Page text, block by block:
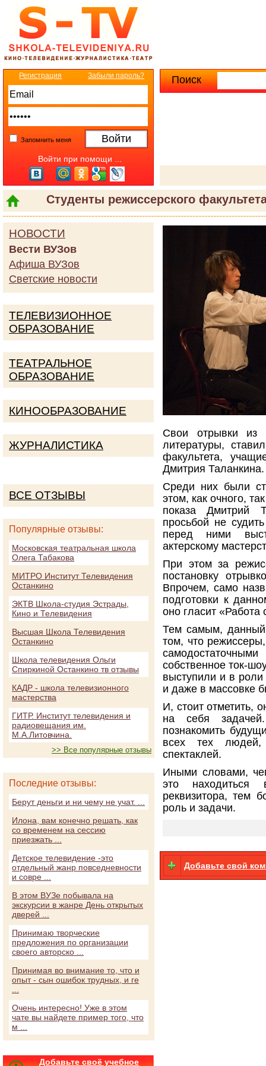
Поиск
Студенты режиссерского
Регистрация Забыли пароль?
Запомнить меня
Войти при помощи ...
Свои отрывки из
литературы,
факультета,
Дмитрия Таланкина.
Среди них были
этом, как очного,
показа Дмитрий
просьбой не
перед ними
актерскому
При этом за
постановку
Впрочем, само
подготовки к
оно гласит «Работа
Тем самым, данный
том, что
собственное ток-
выступили и в
и даже в массовке
И, стоит отметить,
на себя
познакомить
всех тех людей,
спектаклей.
Иными словами,
это находиться
реквизитора, тем
роль и задачи.
Добавьте свой
НОВОСТИ
Вести ВУЗов
Афиша ВУЗов
Светские новости
ТЕЛЕВИЗИОННОЕ
ОБРАЗОВАНИЕ
ТЕАТРАЛЬНОЕ
ОБРАЗОВАНИЕ
КИНООБРАЗОВАНИЕ
ЖУРНАЛИСТИКА
ВСЕ ОТЗЫВЫ
Популярные отзывы:
Московская театральная школа
Олега Табакова
МИТРО Институт Телевидения
Останкино
ЭКТВ Школа-студия Эстрады,
Кино и Телевидения
Высшая Школа Телевидения
Останкино
Школа телевидения Ольги
Спиркиной Останкино тв отзывы
КАДР - школа телевизионного
мастерства
ГИТР. Институт телевидения и
радиовещания им.
М.А.Литовчина.
>> Все популярные отзывы
Последние отзывы:
Берут деньги и ни чему не учат. ...
Илона, вам конечно решать, как
со временем на сессию
приезжать ...
Детское телевидение -это
отдельный жанр повседневности
и совре ...
В этом ВУЗе побывала на
экскурсии в жанре День открытых
дверей ...
Принимаю творческие
предложения по организации
своего авторско ...
Принимая во внимание то, что и
опыт - сын ошибок трудных, и ге
Очень интересно! Уже в этом
чате вы найдете пример того, что
м ...
Добавьте своё учебное